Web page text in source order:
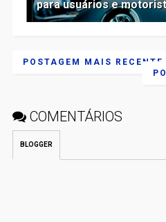
para usuários e
POSTAGEM MAIS RECENTE
COMENTÁRIOS
BLOGGER